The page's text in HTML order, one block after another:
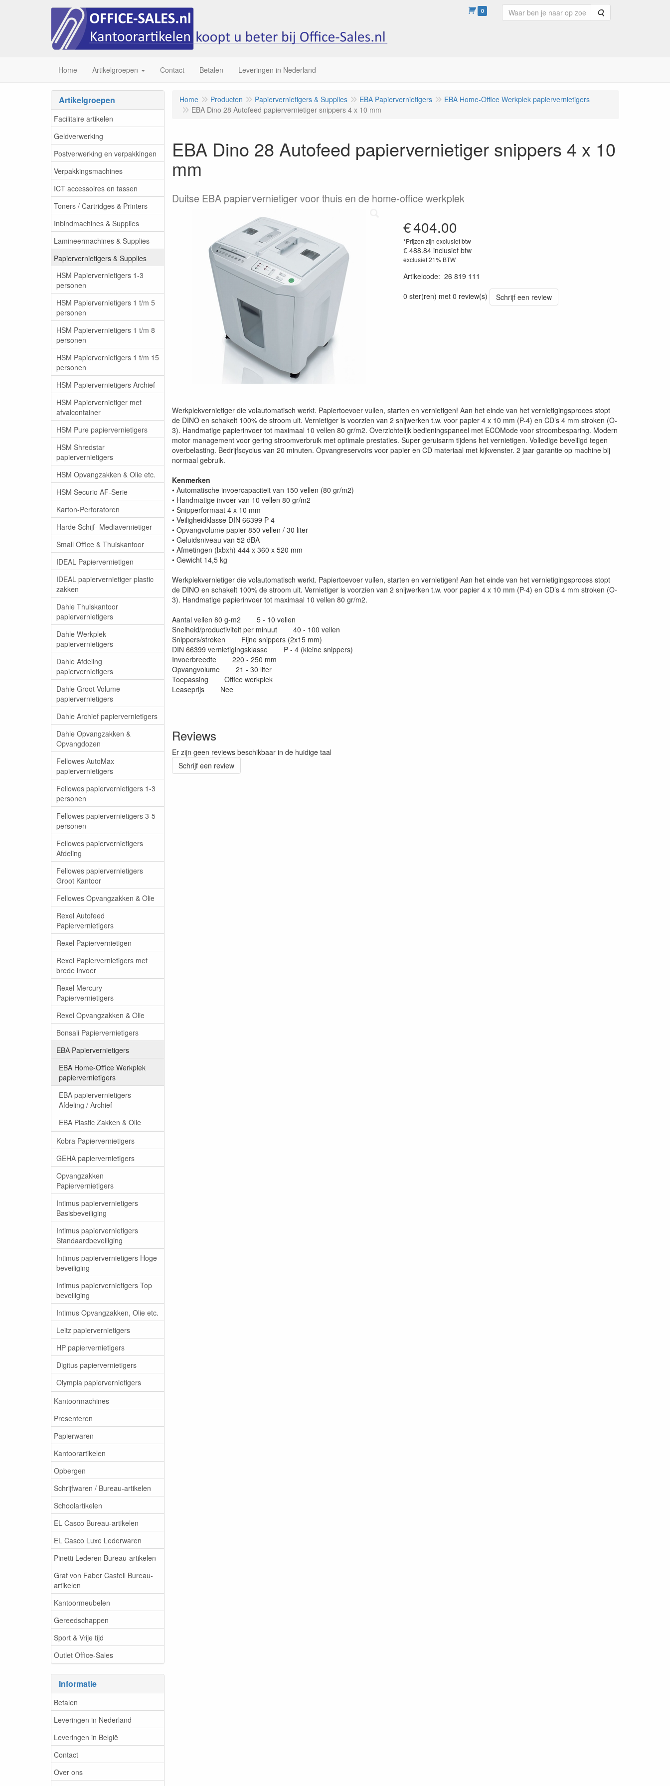
0 Zoeken
Home Artikelgroepen Contact Betalen Leveringen in Nederland
Artikelgroepen
Facilitaire artikelen
Geldverwerking
Postverwerking en verpakkingen
Verpakkingsmachines
ICT accessoires en tassen
Toners / Cartridges & Printers
Inbindmachines & Supplies
Lamineermachines & Supplies
Papiervernietigers & Supplies
HSM Papiervernietigers 1-3
personen
HSM Papiervernietigers 1 t/m 5
personen
HSM Papiervernietigers 1 t/m 8
personen
HSM Papiervernietigers 1 t/m 15
personen
HSM Papiervernietigers Archief
HSM Papiervernietiger met
afvalcontainer
HSM Pure papiervernietigers
HSM Shredstar
papiervernietigers
HSM Opvangzakken & Olie etc.
HSM Securio AF-Serie
Karton-Perforatoren
Harde Schijf- Mediavernietiger
Small Office & Thuiskantoor
IDEAL Papiervernietigen
IDEAL papiervernietiger plastic
zakken
Dahle Thuiskantoor
papiervernietigers
Dahle Werkplek
papiervernietigers
Dahle Afdeling
papiervernietigers
Dahle Groot Volume
papiervernietigers
Dahle Archief papiervernietigers
Dahle Opvangzakken &
Opvangdozen
Fellowes AutoMax
papiervernietigers
Fellowes papiervernietigers 1-3
personen
Fellowes papiervernietigers 3-5
personen
Fellowes papiervernietigers
Afdeling
Fellowes papiervernietigers
Groot Kantoor
Fellowes Opvangzakken & Olie
Rexel Autofeed
Papiervernietigers
Rexel Papiervernietigen
Rexel Papiervernietigers met
brede invoer
Rexel Mercury
Papiervernietigers
Rexel Opvangzakken & Olie
Bonsaii Papiervernietigers
EBA Papiervernietigers
EBA Home-Office Werkplek
papiervernietigers
EBA papiervernietigers
Afdeling / Archief
EBA Plastic Zakken & Olie
Kobra Papiervernietigers
GEHA papiervernietigers
Opvangzakken
Papiervernietigers
Intimus papiervernietigers
Basisbeveiliging
Intimus papiervernietigers
Standaardbeveiliging
Intimus papiervernietigers Hoge
beveiliging
Intimus papiervernietigers Top
beveiliging
Intimus Opvangzakken, Olie etc.
Leitz papiervernietigers
HP papiervernietigers
Digitus papiervernietigers
Olympia papiervernietigers
Kantoormachines
Presenteren
Papierwaren
Kantoorartikelen
Opbergen
Schrijfwaren / Bureau-artikelen
Schoolartikelen
EL Casco Bureau-artikelen
EL Casco Luxe Lederwaren
Pinetti Lederen Bureau-artikelen
Graf von Faber Castell Bureau-
artikelen
Kantoormeubelen
Gereedschappen
Sport & Vrije tijd
Outlet Office-Sales
Informatie
Betalen
Leveringen in Nederland
Leveringen in België
Contact
Over ons
Home Producten Papiervernietigers & Supplies EBA Papiervernietigers
EBA Home-Office Werkplek papiervernietigers
EBA Dino 28 Autofeed papiervernietiger snippers 4 x 10 mm
EBA Dino 28 Autofeed papiervernietiger snippers 4 x 10
mm
Duitse EBA papiervernietiger voor thuis en de home-office werkplek
€404.00
*Prijzen zijn exclusief btw
€ 488.84 inclusief btw
exclusief 21% BTW
Artikelcode: 26 819 111
0 ster(ren) met 0 review(s)
Schrijf een review
Werkplekvernietiger die volautomatisch werkt. Papiertoevoer vullen, starten en vernietigen! Aan het einde van het vernietigingsproces stopt
de DINO en schakelt 100% de stroom uit. Vernietiger is voorzien van 2 snijwerken t.w. voor papier 4 x 10 mm (P-4) en CD’s 4 mm stroken (O-
3). Handmatige papierinvoer tot maximaal 10 vellen 80 gr/m2. Overzichtelijk bedieningspaneel met ECOMode voor stroombesparing. Modern
motor management voor gering stroomverbruik met optimale prestaties. Super geruisarm tijdens het vernietigen. Volledige beveiligd tegen
overbelasting. Bedrijfscyclus van 20 minuten. Opvangreservoirs voor papier en CD materiaal met kijkvenster. 2 jaar garantie op machine bij
normaal gebruik.
Kenmerken
• Automatische invoercapaciteit van 150 vellen (80 gr/m2)
• Handmatige invoer van 10 vellen 80 gr/m2
• Snipperformaat 4 x 10 mm
• Veiligheidklasse DIN 66399 P-4
• Opvangvolume papier 850 vellen / 30 liter
• Geluidsniveau van 52 dBA
• Afmetingen (lxbxh) 444 x 360 x 520 mm
• Gewicht 14,5 kg
Werkplekvernietiger die volautomatisch werkt. Papiertoevoer vullen, starten en vernietigen! Aan het einde van het vernietigingsproces stopt
de DINO en schakelt 100% de stroom uit. Vernietiger is voorzien van 2 snijwerken t.w. voor papier 4 x 10 mm (P-4) en CD’s 4 mm stroken (O-
3). Handmatige papierinvoer tot maximaal 10 vellen 80 gr/m2.
Aantal vellen 80 g-m2 5 - 10 vellen
Snelheid/productiviteit per minuut 40 - 100 vellen
Snippers/stroken Fijne snippers (2x15 mm)
DIN 66399 vernietigingsklasse P - 4 (kleine snippers)
Invoerbreedte 220 - 250 mm
Opvangvolume 21 - 30 liter
Toepassing Office werkplek
Leaseprijs Nee
Reviews
Er zijn geen reviews beschikbaar in de huidige taal
Schrijf een review